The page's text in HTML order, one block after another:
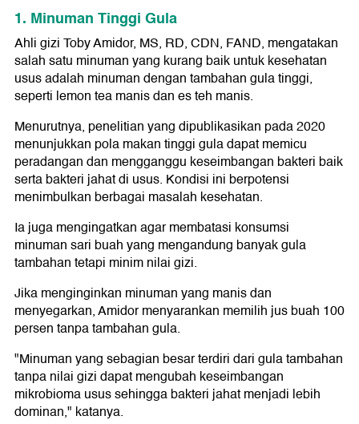
1. Minuman Tinggi Gula
Ahli gizi Toby Amidor, MS, RD, CDN, FAND, mengatakan
salah satu minuman yang kurang baik untuk kesehatan
usus adalah minuman dengan tambahan gula tinggi,
seperti lemon tea manis dan es teh manis.
Menurutnya, penelitian yang dipublikasikan pada 2020
menunjukkan pola makan tinggi gula dapat memicu
peradangan dan mengganggu keseimbangan bakteri baik
serta bakteri jahat di usus. Kondisi ini berpotensi
menimbulkan berbagai masalah kesehatan.
Ia juga mengingatkan agar membatasi konsumsi
minuman sari buah yang mengandung banyak gula
tambahan tetapi minim nilai gizi.
Jika menginginkan minuman yang manis dan
menyegarkan, Amidor menyarankan memilih jus buah 100
persen tanpa tambahan gula.
"Minuman yang sebagian besar terdiri dari gula tambahan
tanpa nilai gizi dapat mengubah keseimbangan
mikrobioma usus sehingga bakteri jahat menjadi lebih
dominan," katanya.